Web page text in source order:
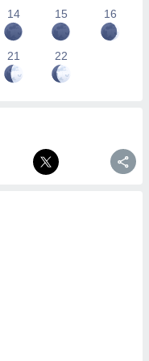
14 15 16
21 22